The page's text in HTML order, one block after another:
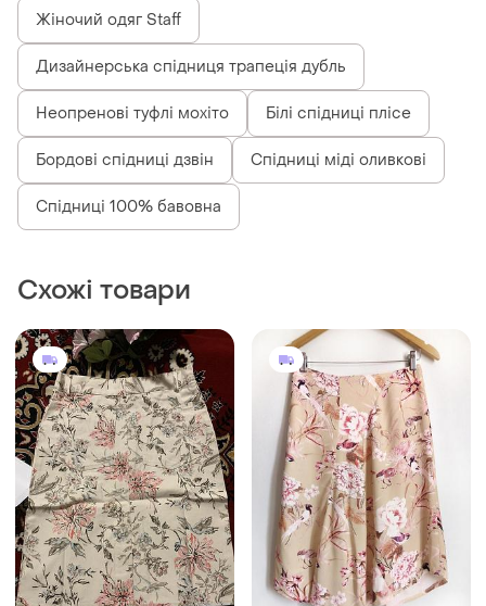
Жіночий одяг Staff
Дизайнерська спідниця трапеція дубль
Неопренові туфлі мохіто Білі спідниці плісе
Бордові спідниці дзвін Спідниці міді оливкові
Спідниці 100% бавовна
Схожі товари